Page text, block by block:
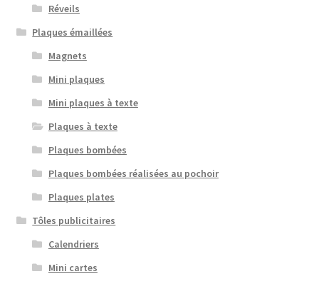
Réveils
Plaques émaillées
Magnets
Mini plaques
Mini plaques à texte
Plaques à texte
Plaques bombées
Plaques bombées réalisées au pochoir
Plaques plates
Tôles publicitaires
Calendriers
Mini cartes